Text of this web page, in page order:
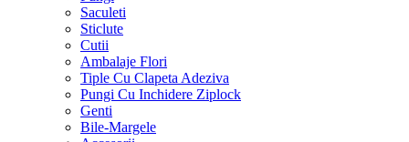
Saculeti
Sticlute
Cutii
Ambalaje Flori
Tiple Cu Clapeta Adeziva
Pungi Cu Inchidere Ziplock
Genti
Bile-Margele